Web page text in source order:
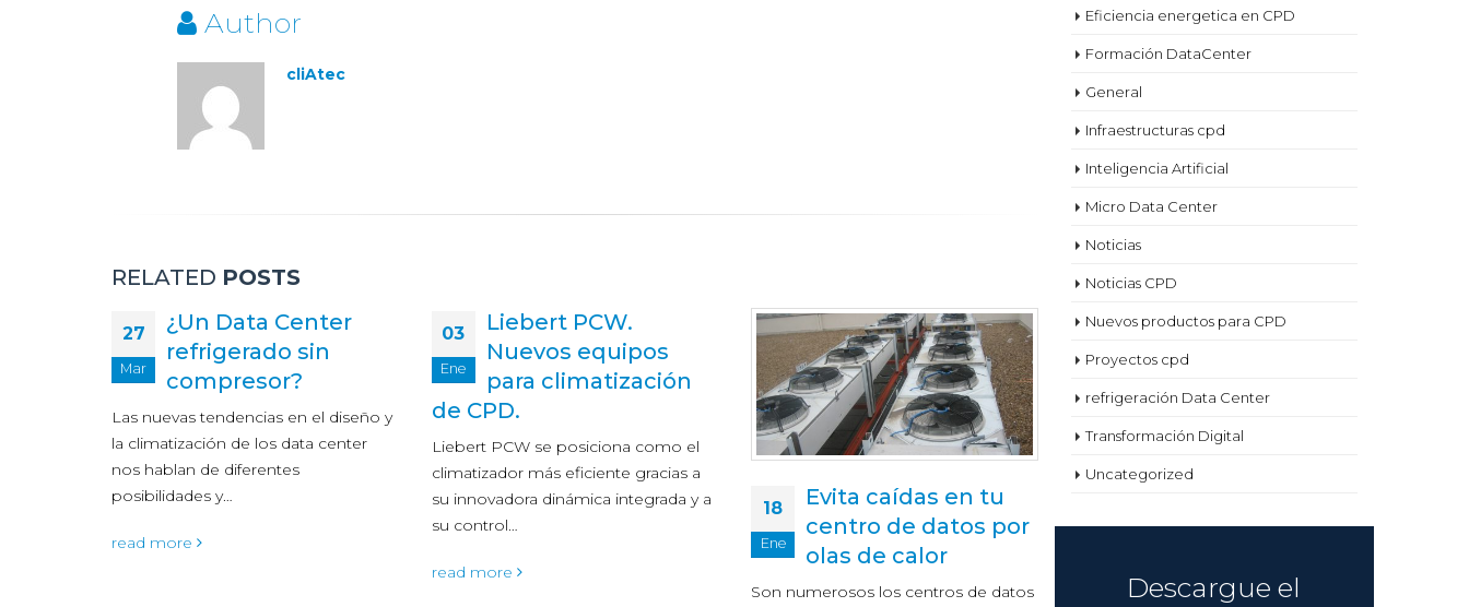
Author
cliAtec
RELATED POSTS
27
Mar
¿Un Data Center
refrigerado sin
compresor?
Las nuevas tendencias en el diseño y
la climatización de los data center
nos hablan de diferentes
posibilidades y…
read more
03
Ene
Liebert PCW.
Nuevos equipos
para climatización
de CPD.
Liebert PCW se posiciona como el
climatizador más eficiente gracias a
su innovadora dinámica integrada y a
su control…
read more
18
Ene
Evita caídas en tu
centro de datos por
olas de calor
Son numerosos los centros de datos
24
Jun
Terremark
construye su tercer
con una inversión inicial de 45
millones de dólares, dará respuesta
Eficiencia energetica en CPD
Formación DataCenter
General
Infraestructuras cpd
Inteligencia Artificial
Micro Data Center
Noticias
Noticias CPD
Nuevos productos para CPD
Proyectos cpd
refrigeración Data Center
Transformación Digital
Uncategorized
Descargue el